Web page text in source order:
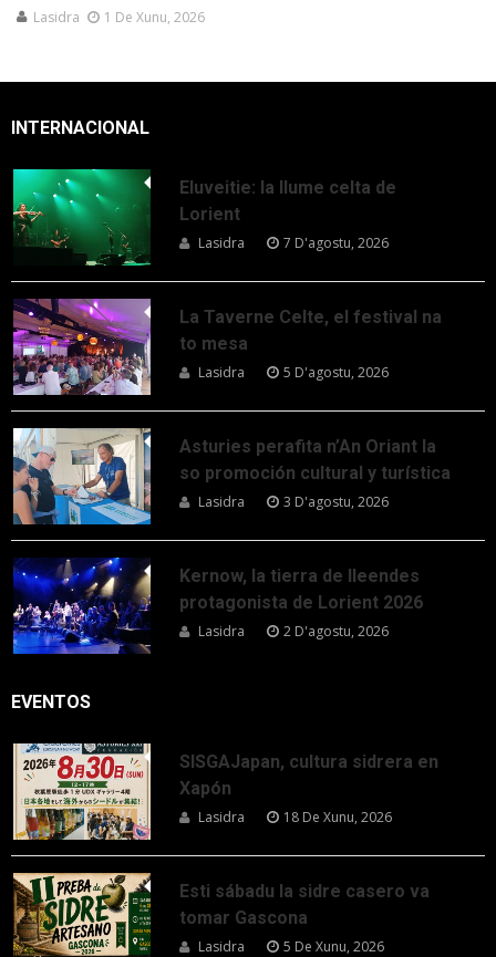
Lasidra 1 De Xunu, 2026
INTERNACIONAL
Eluveitie: la llume celta de
Lorient
Lasidra 7 D'agostu, 2026
La Taverne Celte, el festival na
to mesa
Lasidra 5 D'agostu, 2026
Asturies perafita n’An Oriant la
so promoción cultural y turística
Lasidra 3 D'agostu, 2026
Kernow, la tierra de lleendes
protagonista de Lorient 2026
Lasidra 2 D'agostu, 2026
EVENTOS
SISGAJapan, cultura sidrera en
Xapón
Lasidra 18 De Xunu, 2026
Esti sábadu la sidre casero va
tomar Gascona
Lasidra 5 De Xunu, 2026